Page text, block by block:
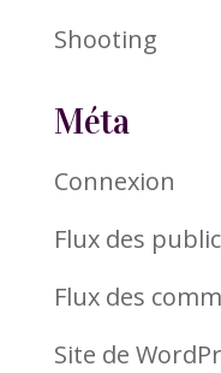
Shooting
Méta
Connexion
Flux des
Flux des
Site de